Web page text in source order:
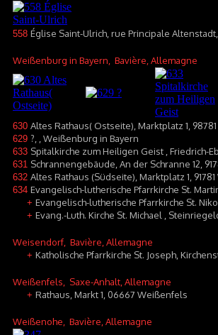
558 Église Saint-Ulrich, rue Principale
Weißenburg in Bayern , Bavière, Allemagne
630 Altes Rathaus( Ostseite), Marktplatz 1,
629 ?, , Weißenburg in Bayern
633 Spitalkirche zum Heiligen Geist , Friedrich-
631 Schrannengebäude, An der Schranne 12,
632 Altes Rathaus (Südseite), Marktplatz 1,
634 Evangelisch-lutherische Pfarrkirche St.
+ Evangelisch-lutherische Pfarrkirche St.
+ Evang.-Luth. Kirche St. Michael ,
Weisendorf , Bavière, Allemagne
+ Katholische Pfarrkirche St. Joseph,
Weißenfels , Saxe-Anhalt, Allemagne
+ Rathaus, Markt 1, 06667 Weißenfels
Weißenohe , Bavière, Allemagne